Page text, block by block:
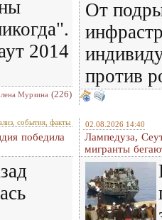
2014
Мурзина (226)
От
против
события, факты
победила
02.08.2026 14:40
Лампедуза,
мигранты